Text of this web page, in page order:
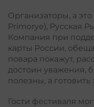
Организаторы, а
Primorye), Русская
Компания при
карты России,
повара покажут,
достоин уважения,
полезны, а
Гости фестиваля